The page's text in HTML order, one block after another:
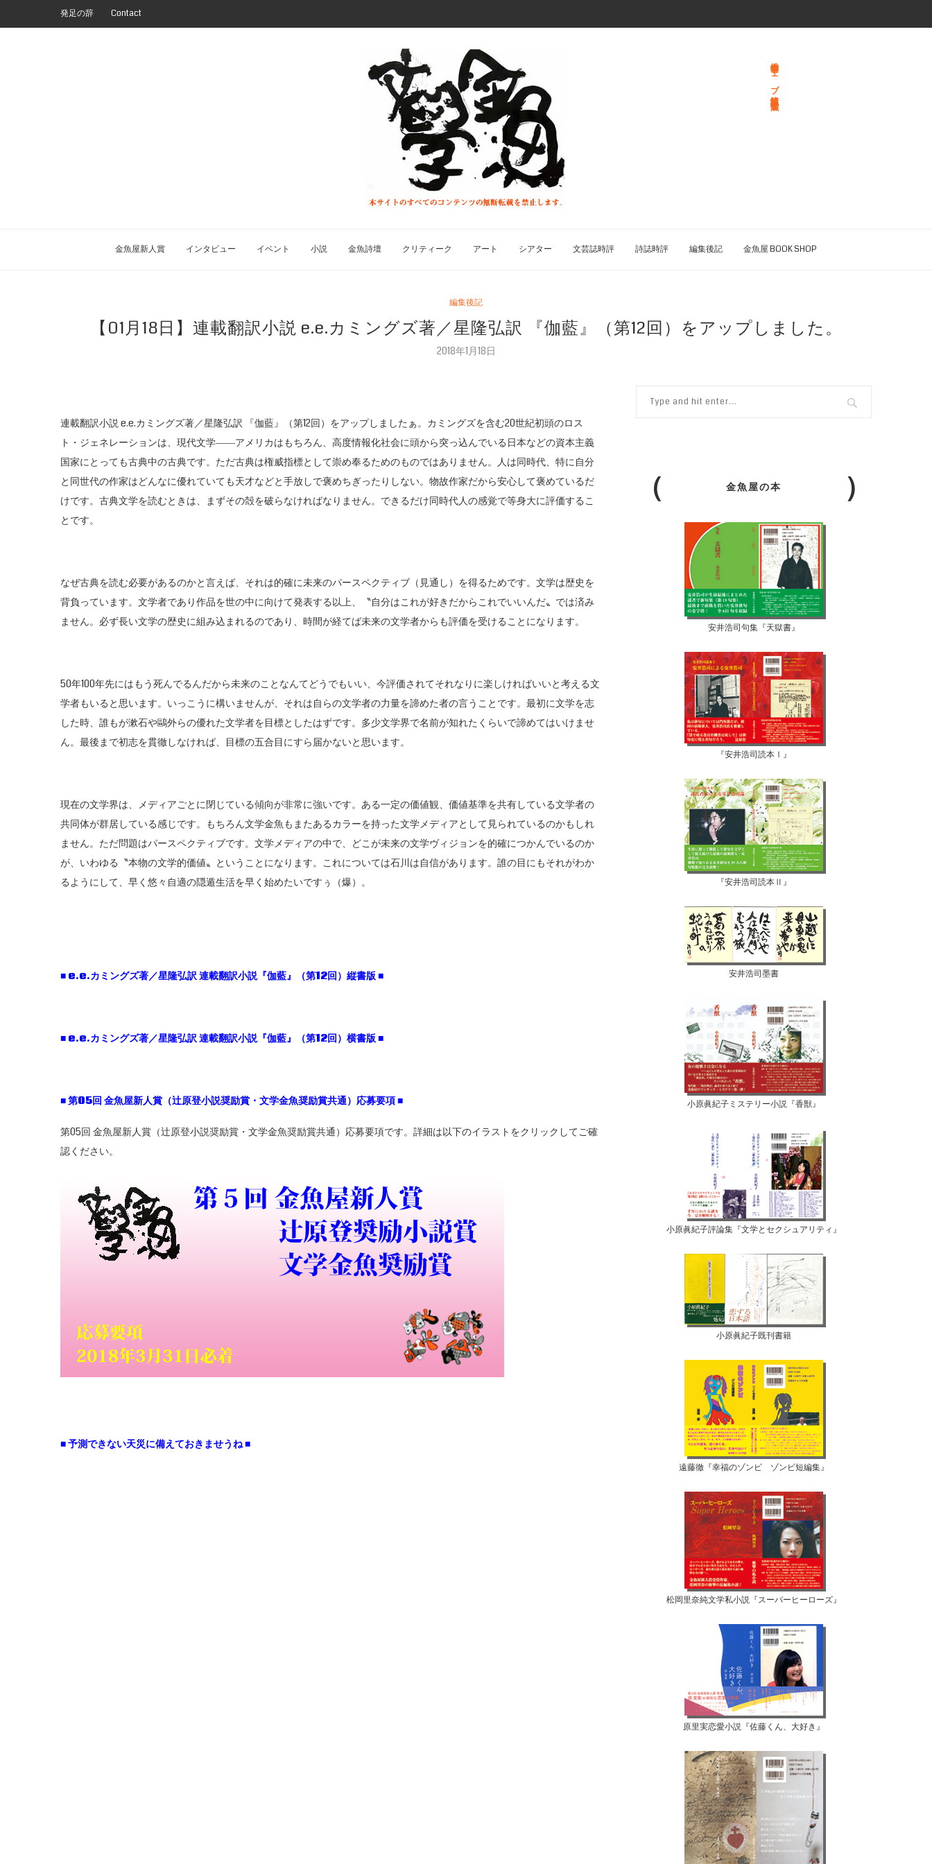
発足の辞 Contact
総合文学ウェブ情報誌 文学金魚
金魚屋新人賞 インタビュー イベント 小説 金魚詩壇 クリティーク アート シアター 文芸誌時評 詩誌時評 編集後記 金魚屋 BOOK SHOP
編集後記
【01月18日】連載翻訳小説 e.e.カミングズ著／星隆弘訳 『伽藍』（第12回）をアップしました。
2018年1月18日
連載翻訳小説 e.e.カミングズ著／星隆弘訳 『伽藍』（第12回）をアップしましたぁ。カミングズを含む20世紀初頭のロス
ト・ジェネレーションは、現代文学――アメリカはもちろん、高度情報化社会に頭から突っ込んでいる日本などの資本主義
国家にとっても古典中の古典です。ただ古典は権威指標として崇め奉るためのものではありません。人は同時代、特に自分
と同世代の作家はどんなに優れていても天才などと手放しで褒めちぎったりしない。物故作家だから安心して褒めているだ
けです。古典文学を読むときは、まずその殻を破らなければなりません。できるだけ同時代人の感覚で等身大に評価するこ
とです。
なぜ古典を読む必要があるのかと言えば、それは的確に未来のパースペクティブ（見通し）を得るためです。文学は歴史を
背負っています。文学者であり作品を世の中に向けて発表する以上、〝自分はこれが好きだからこれでいいんだ〟では済み
ません。必ず長い文学の歴史に組み込まれるのであり、時間が経てば未来の文学者からも評価を受けることになります。
50年100年先にはもう死んでるんだから未来のことなんてどうでもいい、今評価されてそれなりに楽しければいいと考える文
学者もいると思います。いっこうに構いませんが、それは自らの文学者の力量を諦めた者の言うことです。最初に文学を志
した時、誰もが漱石や鷗外らの優れた文学者を目標としたはずです。多少文学界で名前が知れたくらいで諦めてはいけませ
ん。最後まで初志を貫徹しなければ、目標の五合目にすら届かないと思います。
現在の文学界は、メディアごとに閉じている傾向が非常に強いです。ある一定の価値観、価値基準を共有している文学者の
共同体が群居している感じです。もちろん文学金魚もまたあるカラーを持った文学メディアとして見られているのかもしれ
ません。ただ問題はパースペクティブです。文学メディアの中で、どこが未来の文学ヴィジョンを的確につかんでいるのか
が、いわゆる〝本物の文学的価値〟ということになります。これについては石川は自信があります。誰の目にもそれがわか
るようにして、早く悠々自適の隠遁生活を早く始めたいですぅ（爆）。
■ e.e.カミングズ著／星隆弘訳連載翻訳小説『伽藍』（第12回）縦書版 ■
■ e.e.カミングズ著／星隆弘訳連載翻訳小説『伽藍』（第12回）横書版 ■
■第05回 金魚屋新人賞（辻原登小説奨励賞・文学金魚奨励賞共通）応募要項■
第05回 金魚屋新人賞（辻原登小説奨励賞・文学金魚奨励賞共通）応募要項です。詳細は以下のイラストをクリックしてご確
認ください。
■ 予測できない天災に備えておきませうね ■
金魚屋の本
安井浩司句集『天獄書』
『安井浩司読本Ⅰ』
『安井浩司読本Ⅱ』
安井浩司墨書
小原眞紀子ミステリー小説『香獣』
小原眞紀子評論集『文学とセクシュアリティ』
小原眞紀子既刊書籍
遠藤徹『幸福のゾンビ ゾンビ短編集』
松岡里奈純文学私小説『スーパーヒーローズ』
原里実恋愛小説『佐藤くん、大好き』